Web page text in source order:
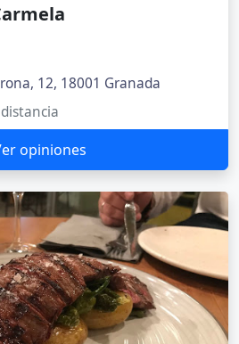
12, 18001 Granada
opiniones